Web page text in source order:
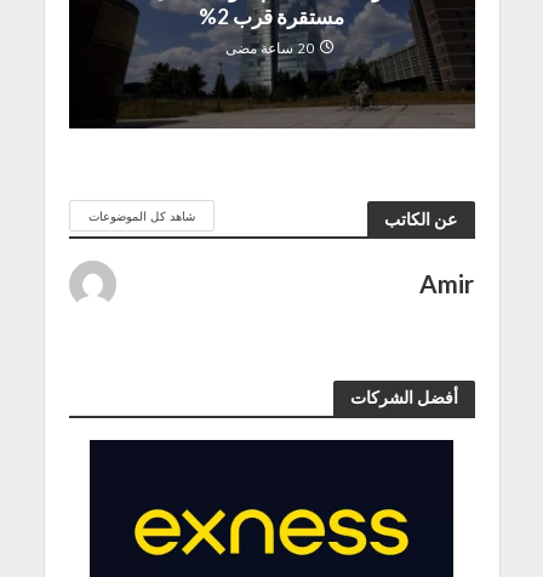
مستقرة قرب 2%
20 ساعة مضى
عن الكاتب شاهد كل الموضوعات
Amir
أفضل الشركات